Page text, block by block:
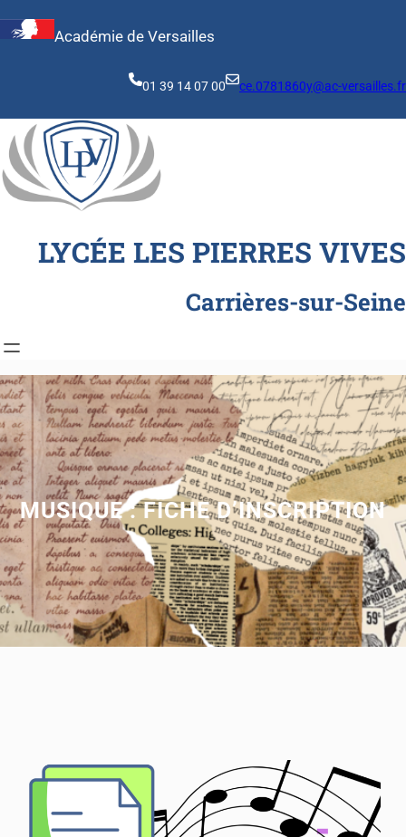
au
Académie de Versailles
01 39 14 07 00 ce.0781860y@ac-versailles.fr
LYCÉE LES PIERRES VIVES
Carrières-sur-Seine
MUSIQUE : FICHE D’INSCRIPTION